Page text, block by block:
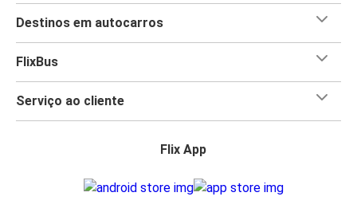
Destinos em autocarros
FlixBus
Serviço ao cliente
Flix App